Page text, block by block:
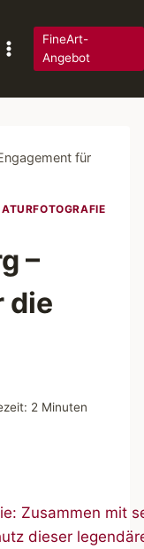
FineArt-
Angebot
für
–
die
2 Minuten